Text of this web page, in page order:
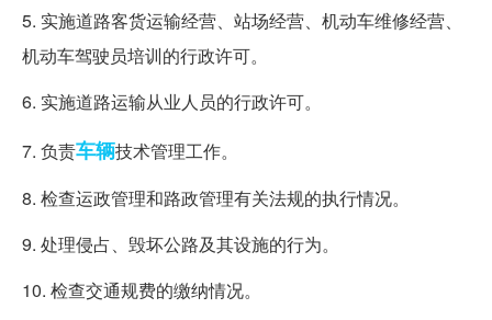
5. 实施道路客货运输经营、站场经营、机动车维修经营、
机动车驾驶员培训的行政许可。
6. 实施道路运输从业人员的行政许可。
7. 负责车辆技术管理工作。
8. 检查运政管理和路政管理有关法规的执行情况。
9. 处理侵占、毁坏公路及其设施的行为。
10. 检查交通规费的缴纳情况。